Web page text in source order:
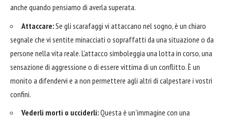
anche quando pensiamo di averla superata.
Attaccare:Se gli scarafaggi vi attaccano nel sogno, è un chiaro
segnale che vi sentite minacciati o sopraffatti da una situazione o da
persone nella vita reale. L'attacco simboleggia una lotta in corso, una
sensazione di aggressione o di essere vittima di un conflitto. È un
monito a difendervi e a non permettere agli altri di calpestare i vostri
confini.
Vederli morti o ucciderli:Questa è un'immagine con una